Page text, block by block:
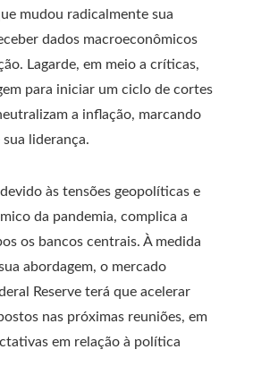
mudou radicalmente sua
dados macroeconômicos
Lagarde, em meio a críticas,
para iniciar um ciclo de cortes
a inflação, marcando
liderança.
às tensões geopolíticas e
da pandemia, complica a
os bancos centrais. À medida
abordagem, o mercado
Reserve terá que acelerar
nas próximas reuniões, em
em relação à política